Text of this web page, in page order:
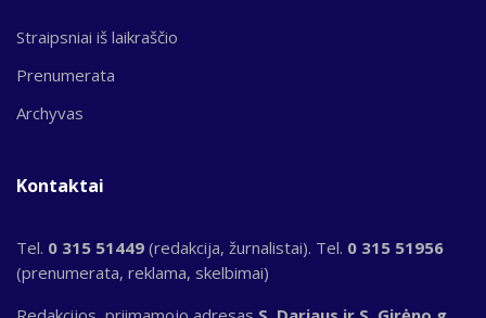
Straipsniai iš laikraščio
Prenumerata
Archyvas
Kontaktai
Tel. 0 315 51449 (redakcija, žurnalistai). Tel. 0 315 51956
(prenumerata, reklama, skelbimai)